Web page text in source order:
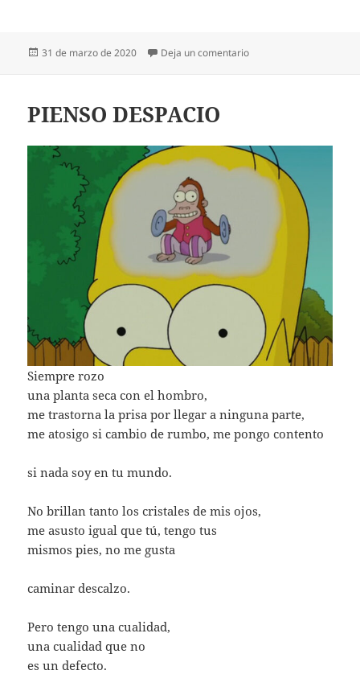
Publicado
31 de marzo de 2020 Deja un comentarioen SÓLO TRASCIENDE
PIENSO DESPACIO
Siempre rozo
una planta seca con el hombro,
me trastorna la prisa por llegar a ninguna parte,
me atosigo si cambio de rumbo, me pongo contento
si nada soy en tu mundo.
No brillan tanto los cristales de mis ojos,
me asusto igual que tú, tengo tus
mismos pies, no me gusta
caminar descalzo.
Pero tengo una cualidad,
una cualidad que no
es un defecto.